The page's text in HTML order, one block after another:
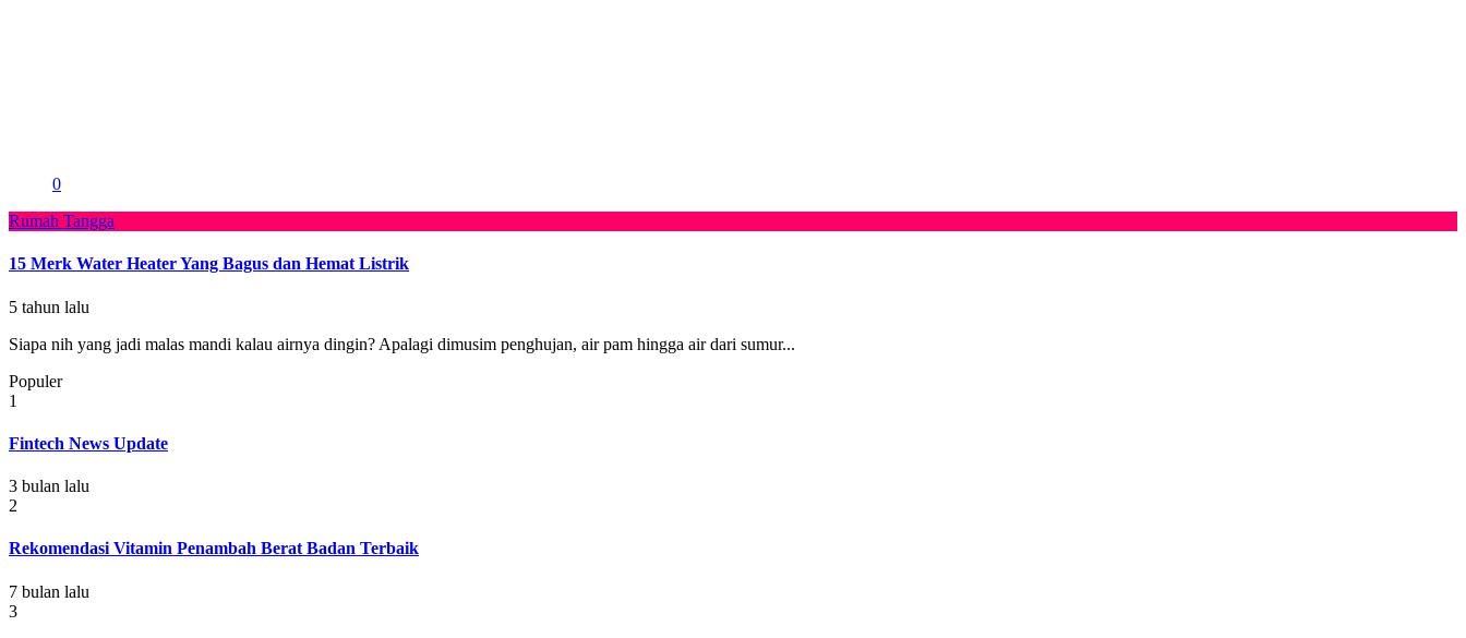
0
Rumah Tangga
15 Merk Water Heater Yang Bagus dan Hemat Listrik
5 tahun lalu
Siapa nih yang jadi malas mandi kalau airnya dingin? Apalagi dimusim penghujan, air pam hingga air dari sumur...
Populer
1
Fintech News Update
3 bulan lalu
2
Rekomendasi Vitamin Penambah Berat Badan Terbaik
7 bulan lalu
3